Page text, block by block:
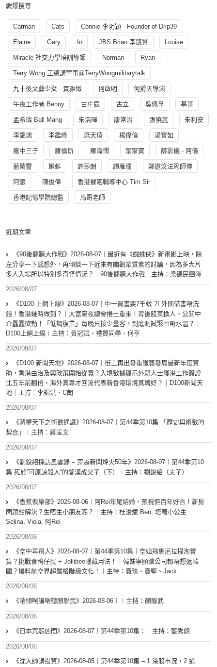
慶爆搜尋
Carman Cats Connie 李玥穎 - Founder of Drip39
Elaine Gary In JBS Brian 李凱賢 Louise
Miracle 社交力學培訓導師 Norman Ryan
Terry Wong 王總講軍事@TerryWongmilitarytalk
九十後文藝少女 - 賈雅緻 何啟明 何爵天導演
午夜工作者 Benny 古庄辰 古立 吳佩孚 基哥
孟希璘 Ball Mang 宋浩暉 康常治 張曉嵐 朱利安
李錦鴻 李鑑峰 梁天琦 楊偉倫 湯寳如
瘋中三子 羅倫斯 羅海憫 葉家寶 薛影儀 - 阿儀
藍精靈 蝌蚪 許莎朗 譚雁瞳 鄭遨汶法筠師傅
阿銀 陳俊偉 香港催眠輔導中心 Tim Sir
香港記憶學院總監 馬哥老師
近期文章
《90後翻牆大作戰》2026-08-07︱最近有《蜘蛛俠》新電影上映，除
左分享一下感想外，再傾談一下近來有關觀眾質素的討論，因為多大片
多人入場所以特別多奇怪情況？︱90後翻牆大作戰︱主持：梁德民團隊
2026/08/07
《D100 上綱上線》2026-08-07｜中一買書要7千蚊 ?! 外國借書唔洗
錢！香港幾時做到？｜大富豪夜總會捲土重來！背後股東換人，公關中
介蠢蠢欲動！「低調復業」每晚只接少量客，到底測試緊乜嘢水溫？｜
D100上綱上線︱主持：黃冠斌、禮賢同學、何亨
2026/08/07
《D100 新聞天地》2026-08-07｜街工再出發重獲藝發局最新年度資
助，香港由治及興政策開始從寬？入境數據顯示外籍人士獲港工作簽證
比五年前翻倍，海外真專才回流代表新香港環境真轉好？｜D100新聞天
地｜主持：李錦洪、C朗
2026/08/07
《蔣權天下之術數通識》2026-08-07︱第44季第10集:「歴史與術數的
契合」｜主持：蔣匡文
2026/08/07
《劉銳紹採訪風雲錄 – 穿越新聞烽火50年》2026-08-07︱第44季第10
集 死於”可原諒殺人“的黎漢成父子（下）︱主持：劉銳紹（夫子）
2026/08/07
《香蕉俱樂部》2026-08-06︱阿Rei年尾結婚，預祝佢百年好合！新房
問題點解決？生唔生小朋友呢？︱主持：杜浚斌 Ben, 塔羅小公主
Selina, Viola, 阿Rei
2026/08/06
《空中再飛人》2026-08-07︱第44季第10集｜空姐飛馬尼拉掃淘寶
貨？挑戰食鴨仔蛋 + Jollibee隱藏用法！︱韓妹寧願瞓公司都唔想返韓
國？爆料航空界超嚴格階級文化！︱主持：寶珠、寶堅、Jack
2026/08/06
《啱傾啱講啱聽顏聯武》2026-08-06︱︱主持：顏聯武
2026/08/06
《日本咒怨凶間》2026-08-07︱第44季第10集：︱主持：藍秀朗
2026/08/06
《沈大師講投資》2026-08-05︱第44季第10集 – 1.港股市況，2.道